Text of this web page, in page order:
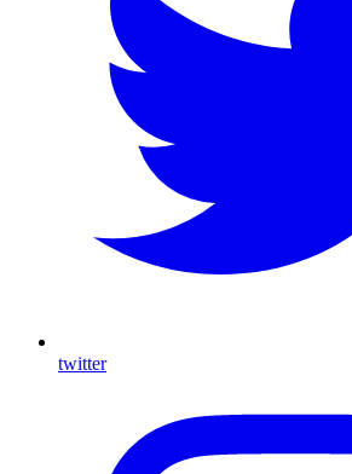
twitter